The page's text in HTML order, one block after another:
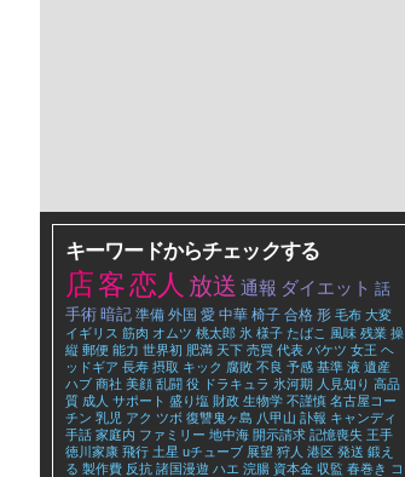
キーワードからチェックする
店客恋人 放送 通報 ダイエット 話
手術 暗記 準備 外国 愛 中華 椅子 合格 形 毛布 大変
イギリス 筋肉 オムツ 桃太郎 氷 様子 たばこ 風味 残業 操
縦 郵便 能力 世界初 肥満 天下 売買 代表 バケツ 女王 ヘ
ッドギア 長寿 摂取 キック 腐敗 不良 予感 基準 液 遺産
ハブ 商社 美顔 乱闘 役 ドラキュラ 氷河期 人見知り 高品
質 成人 サポート 盛り塩 財政 生物学 不謹慎 名古屋コー
チン 乳児 アク ツボ 復讐鬼ヶ島 八甲山 訃報 キャンディ
手話 家庭内 ファミリー 地中海 開示請求 記憶喪失 王手
徳川家康 飛行 土星 uチューブ 展望 狩人 港区 発送 鍛え
る 製作費 反抗 諸国漫遊 ハエ 浣腸 資本金 収監 春巻き コ